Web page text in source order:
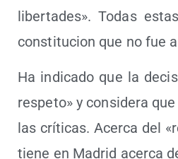
liber­ta­des». Todas
cons­ti­tu­cion que no fue
Ha indi­ca­do que la
res­pe­to» y con­si­de­ra
las crí­ti­cas. Acer­ca del
tie­ne en Madrid acer­ca